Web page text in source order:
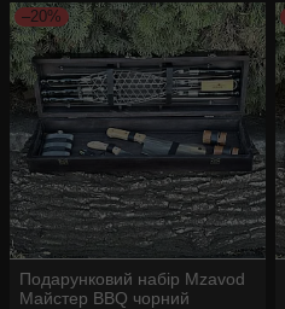
–20%
Подарунковий набір Mzavod
Майстер BBQ чорний